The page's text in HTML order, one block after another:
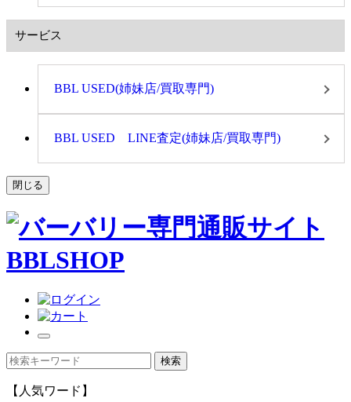
サービス
BBL USED(姉妹店/買取専門)
BBL USED LINE査定(姉妹店/買取専門)
閉じる
【人気ワード】